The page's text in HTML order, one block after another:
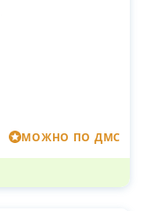
МОЖНО ПО ДМС